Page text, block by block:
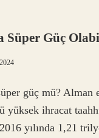
Süper Güç
güç mü? Alman
yüksek ihracat
yılında 1,21